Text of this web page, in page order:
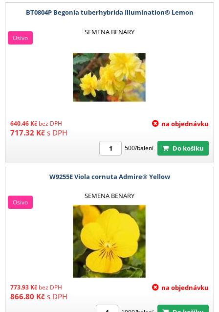
BT0804P Begonia tuberhybrida Illumination® Lemon
SEMENA BENARY
640.46 Kč bez DPH
717.32 Kč s DPH
Osivo
na objednávku
500/balení Do košíku
W9255E Viola cornuta Admire® Yellow
SEMENA BENARY
773.93 Kč bez DPH
866.80 Kč s DPH
Osivo
na objednávku